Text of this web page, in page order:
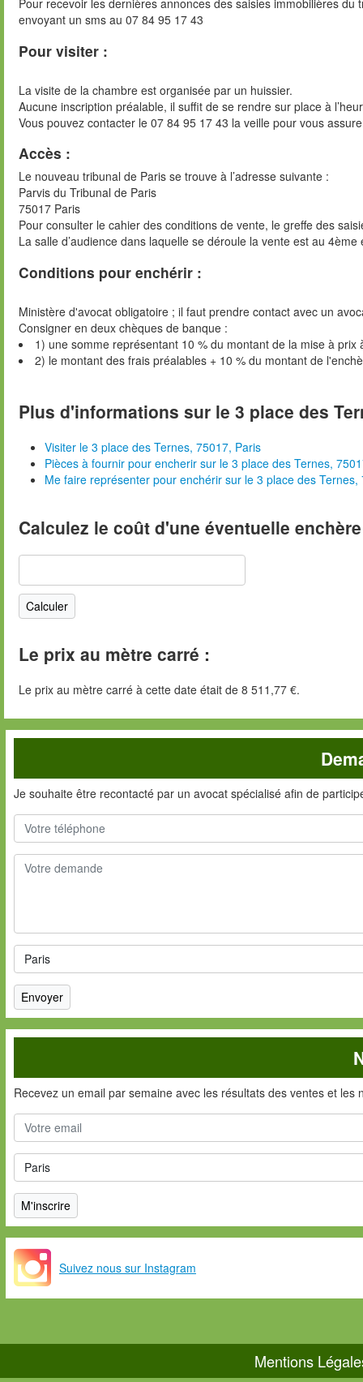
Pour recevoir les dernières annonces des saisies immobilières
envoyant un sms au 07 84 95 17 43
Pour visiter :
La visite de la chambre est organisée par un huissier.
Aucune inscription préalable, il suffit de se rendre sur place à
Vous pouvez contacter le 07 84 95 17 43 la veille pour vous
Accès :
Le nouveau tribunal de Paris se trouve à l’adresse suivante :
Parvis du Tribunal de Paris
75017 Paris
Pour consulter le cahier des conditions de vente, le greffe des
La salle d’audience dans laquelle se déroule la vente est au 4ème
Conditions pour enchérir :
Ministère d'avocat obligatoire ; il faut prendre contact avec un
Consigner en deux chèques de banque :
1) une somme représentant 10 % du montant de la mise à
2) le montant des frais préalables + 10 % du montant de
Plus d'informations sur le 3 place des
Visiter le 3 place des Ternes, 75017, Paris
Pièces à fournir pour encherir sur le 3 place des Ternes,
Me faire représenter pour enchérir sur le 3 place des Ternes,
Calculez le coût d'une éventuelle
Le prix au mètre carré :
Le prix au mètre carré à cette date était de 8 511,77 €.
Je souhaite être recontacté par un avocat spécialisé afin de
Recevez un email par semaine avec les résultats des ventes et
Suivez nous sur Instagram
Mentions